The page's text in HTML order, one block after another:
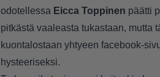
odotellessa Eicca Toppinen päätti
pitkästä vaaleasta tukastaan,
kuontalostaan yhtyeen facebook-
hysteeriseksi.